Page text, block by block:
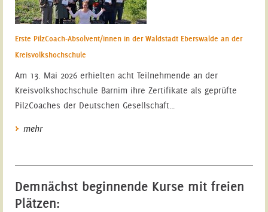
Erste PilzCoach-Absolvent/innen in der Waldstadt Eberswalde an der
Kreisvolkshochschule
Am 13. Mai 2026 erhielten acht Teilnehmende an der
Kreisvolkshochschule Barnim ihre Zertifikate als geprüfte
PilzCoaches der Deutschen Gesellschaft…
mehr
Demnächst beginnende Kurse mit freien
Plätzen: